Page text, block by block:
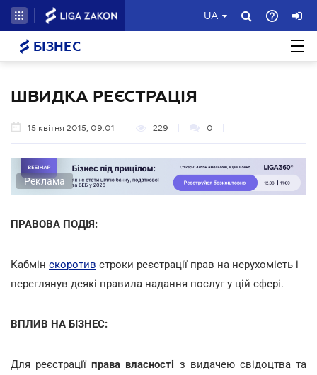
UA
БІЗНЕС
ШВИДКА РЕЄСТРАЦІЯ
15 квітня 2015, 09:01 229 0
Реклама
ПРАВОВА ПОДІЯ:
Кабмін скоротив строки реєстрації прав на нерухомість і
переглянув деякі правила надання послуг у цій сфері.
ВПЛИВ НА БІЗНЕС:
Для реєстраціїправа власності з видачею свідоцтва та